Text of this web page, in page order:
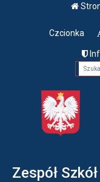
Czcionka
Fraza
Zespół